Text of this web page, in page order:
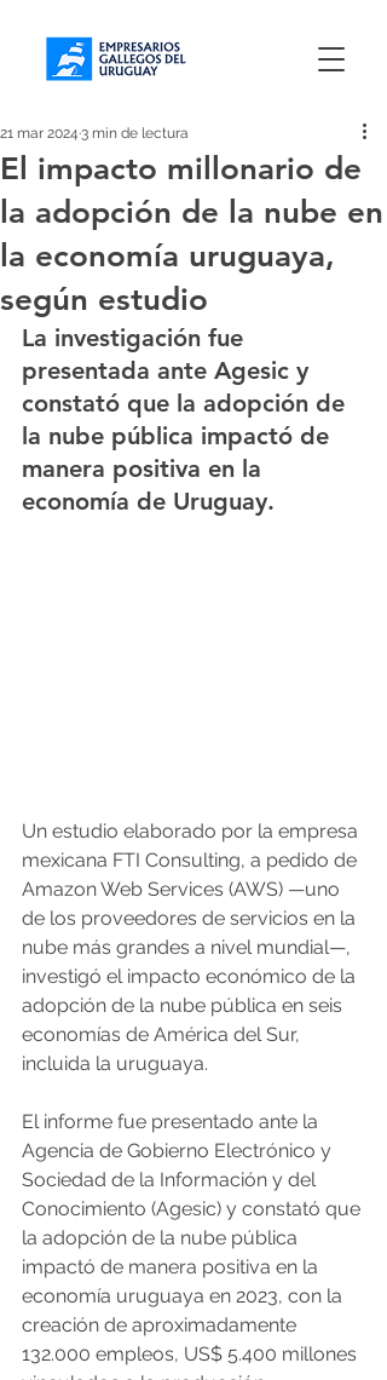
El impacto millonario de
la adopción de la nube en
la economía uruguaya,
según estudio
21 mar 2024 3 min de lectura
La investigación fue
presentada ante Agesic y
constató que la adopción de
la nube pública impactó de
manera positiva en la
economía de Uruguay.
Un estudio elaborado por la empresa
mexicana FTI Consulting, a pedido de
Amazon Web Services (AWS) —uno
de los proveedores de servicios en la
nube más grandes a nivel mundial—,
investigó el impacto económico de la
adopción de la nube pública en seis
economías de América del Sur,
incluida la uruguaya.
El informe fue presentado ante la
Agencia de Gobierno Electrónico y
Sociedad de la Información y del
Conocimiento (Agesic) y constató que
la adopción de la nube pública
impactó de manera positiva en la
economía uruguaya en 2023, con la
creación de aproximadamente
132.000 empleos, US$ 5.400 millones